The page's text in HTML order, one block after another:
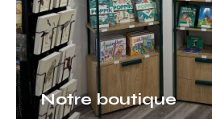
Notre boutique